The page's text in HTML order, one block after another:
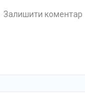
Залишити коментар